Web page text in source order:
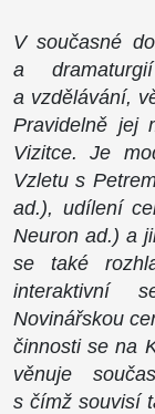
V současné
a
a vzdělávání,
Pravidelně jej
Vizitce. Je
Vzletu s
ad.), udílení
Neuron ad.) a
se také
interaktivní
Novinářskou
činnosti se na
věnuje
s čímž souvisí